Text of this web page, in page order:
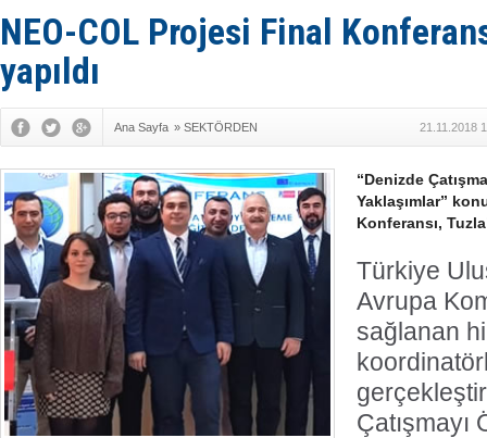
TAYK -
NEO-COL Projesi Final
yapıldı
Ana Sayfa » SEKTÖRDEN 21.11.2018
“Denizde
Yaklaşımlar”
Konferansı,
Türkiye
Avrupa
sağlanan
Çatışmayı